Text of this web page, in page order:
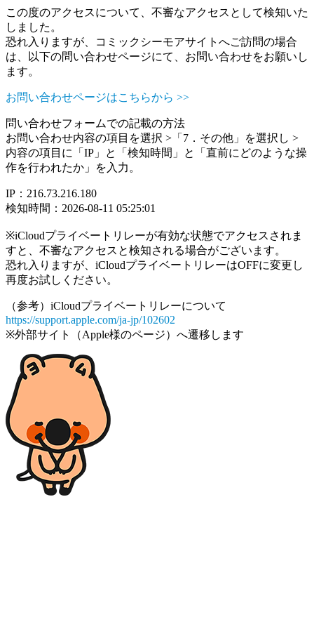
この度のアクセスについて、不審なアクセスとして検知いた
しました。
恐れ入りますが、コミックシーモアサイトへご訪問の場合
は、以下の問い合わせページにて、お問い合わせをお願いし
ます。
お問い合わせページはこちらから >>
問い合わせフォームでの記載の方法
お問い合わせ内容の項目を選択 >「7．その他」を選択し >
内容の項目に「IP」と「検知時間」と「直前にどのような操
作を行われたか」を入力。
IP：216.73.216.180
検知時間：2026-08-11 05:25:01
※iCloudプライベートリレーが有効な状態でアクセスされま
すと、不審なアクセスと検知される場合がございます。
恐れ入りますが、iCloudプライベートリレーはOFFに変更し
再度お試しください。
（参考）iCloudプライベートリレーについて
https://support.apple.com/ja-jp/102602
※外部サイト（Apple様のページ）へ遷移します